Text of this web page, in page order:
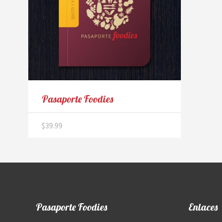
Pasaporte Foodies
$39.99
Pasaporte Foodies Enlaces